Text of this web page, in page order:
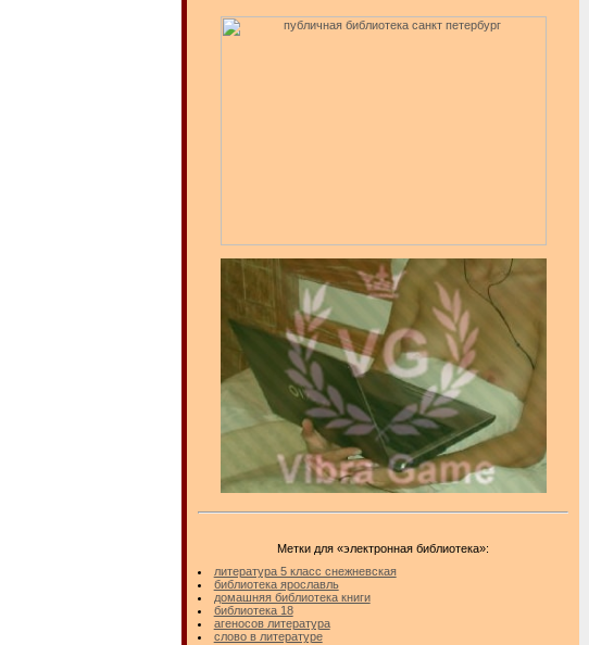
Метки для «электронная библиотека»:
литература 5 класс снежневская
библиотека ярославль
домашняя библиотека книги
библиотека 18
агеносов литература
слово в литературе